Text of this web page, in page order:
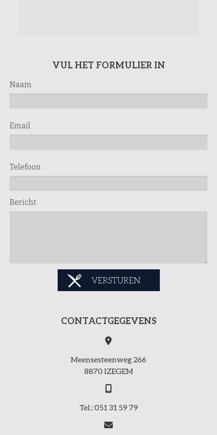
VUL HET FORMULIER IN
Naam
Email
Telefoon
Bericht
VERSTUREN
CONTACTGEGEVENS
Meensesteenweg 266
8870 IZEGEM
Tel.: 051 31 59 79